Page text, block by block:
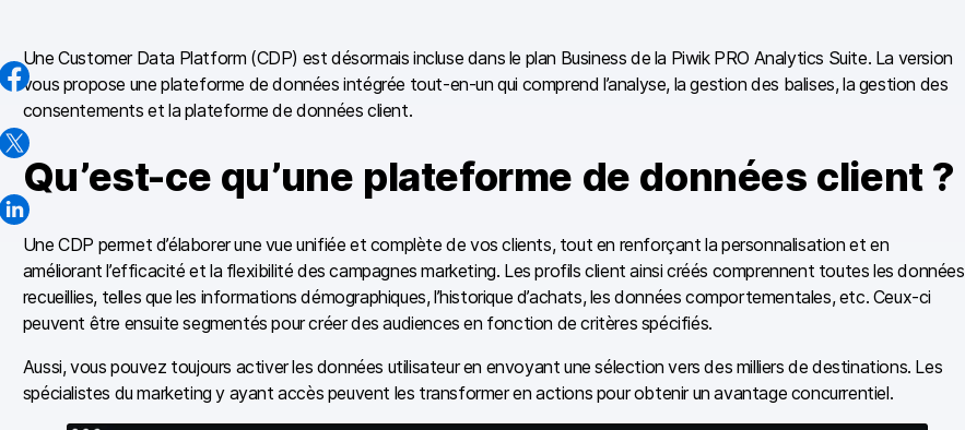
Une Customer Data Platform (CDP) est désormais incluse dans le plan Business de la Piwik PRO Analytics Suite. La version
vous propose une plateforme de données intégrée tout-en-un qui comprend l’analyse, la gestion des balises, la gestion des
consentements et la plateforme de données client.
Qu’est-ce qu’une plateforme de données client ?
Une CDP permet d’élaborer une vue unifiée et complète de vos clients, tout en renforçant la personnalisation et en
améliorant l’efficacité et la flexibilité des campagnes marketing. Les profils client ainsi créés comprennent toutes les données
recueillies, telles que les informations démographiques, l’historique d’achats, les données comportementales, etc. Ceux-ci
peuvent être ensuite segmentés pour créer des audiences en fonction de critères spécifiés.
Aussi, vous pouvez toujours activer les données utilisateur en envoyant une sélection vers des milliers de destinations. Les
spécialistes du marketing y ayant accès peuvent les transformer en actions pour obtenir un avantage concurrentiel.